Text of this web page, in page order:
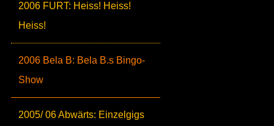
2006 FURT: Heiss! Heiss!
Heiss!
2006 Bela B: Bela B.s Bingo-
Show
2005/ 06 Abwärts: Einzelgigs